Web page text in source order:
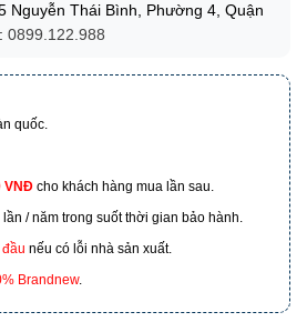
Nguyễn Thái Bình, Phường 4, Quận
0899.122.988
quốc.
VNĐ cho khách hàng mua lần sau.
lần / năm trong suốt thời gian bảo hành.
nếu có lỗi nhà sản xuất.
Brandnew.